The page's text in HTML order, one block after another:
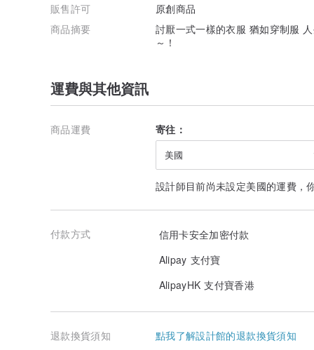
販售許可
原創商品
商品摘要
討厭一式一樣的衣服 猶如穿制服
～！
運費與其他資訊
商品運費 寄往：
美國
設計師目前尚未設定美國的運費，
付款方式
信用卡安全加密付款
Alipay 支付寶
AlipayHK 支付寶香港
退款換貨須知 點我了解設計館的退款換貨須知